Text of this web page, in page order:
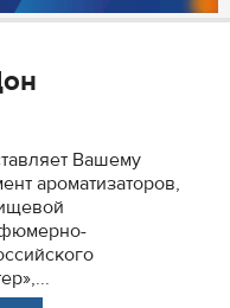
Вашему
ароматизаторов,